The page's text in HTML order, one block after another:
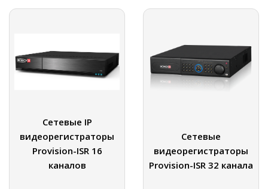
Сетевые IP
видеорегистраторы
Provision-ISR 16
каналов
Сетевые
видеорегистраторы
Provision-ISR 32 канала